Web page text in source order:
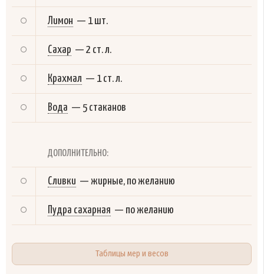
Лимон — 1 шт.
Сахар — 2 ст. л.
Крахмал — 1 ст. л.
Вода — 5 стаканов
ДОПОЛНИТЕЛЬНО:
Сливки — жирные, по желанию
Пудра сахарная — по желанию
Таблицы мер и весов